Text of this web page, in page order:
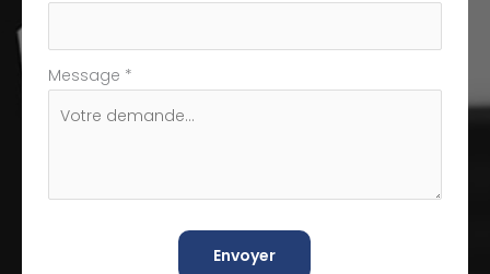
Message *
Envoyer